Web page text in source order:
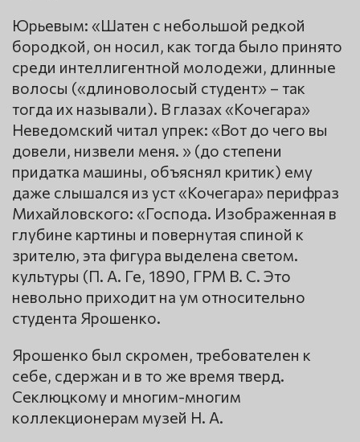
Юрьевым: «Шатен с небольшой редкой
бородкой, он носил, как тогда было принято
среди интеллигентной молодежи, длинные
волосы («длиноволосый студент» – так
тогда их называли). В глазах «Кочегара»
Неведомский читал упрек: «Вот до чего вы
довели, низвели меня. » (до степени
придатка машины, объяснял критик) ему
даже слышался из уст «Кочегара» перифраз
Михайловского: «Господа. Изображенная в
глубине картины и повернутая спиной к
зрителю, эта фигура выделена светом.
культуры (П. А. Ге, 1890, ГРМ В. С. Это
невольно приходит на ум относительно
студента Ярошенко.
Ярошенко был скромен, требователен к
себе, сдержан и в то же время тверд.
Секлюцкому и многим-многим
коллекционерам музей Н. А.